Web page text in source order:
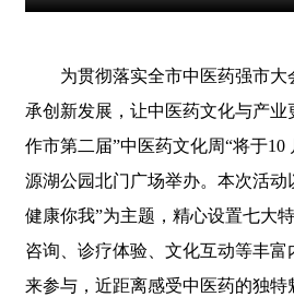
为贯彻落实全市中医药强市大
承创新发展，让中医药文化与产
作市第二届”中医药文化周“将于10
源湖公园北门广场举办。本次活动
健康你我”为主题，精心设置七大
咨询、诊疗体验、文化互动等丰
来参与，近距离感受中医药的独特